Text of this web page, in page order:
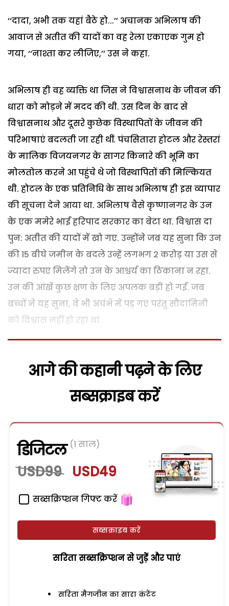
‘‘दादा, अभी तक यहां बैठे हो...’’ अचानक अभिलाष की
आवाज से अतीत की यादों का वह रेला एकाएक गुम हो
गया, ‘‘नाश्ता कर लीजिए,’’ उस ने कहा.
अभिलाष ही वह व्यक्ति था जिस ने विश्वासनाथ के जीवन की
धारा को मोड़ने में मदद की थी. उस दिन के बाद से
विश्वासनाथ और दूसरे कुछेक विस्थापितों के जीवन की
परिभाषाएं बदलती जा रही थीं. पंचसितारा होटल और रेस्तरां
के मालिक विजयनगर के सागर किनारे की भूमि का
मोलतोल करने आ पहुंचे थे जो विस्थापितों की मिल्कियत
थी. होटल के एक प्रतिनिधि के साथ अभिलाष ही इस व्यापार
की सूचना देने आया था. अभिलाष वैसे कृष्णानगर के उन
के एक ममेरे भाई हरिपाद सरकार का बेटा था. विश्वास दा
पुन: अतीत की यादों में खो गए. उन्होंने जब यह सुना कि उन
की 15 बीघे जमीन के बदले उन्हें लगभग 2 करोड़ या उस से
ज्यादा रुपए मिलेंगे तो उन के आश्चर्य का ठिकाना न रहा.
उन की आंखें कुछ क्षण के लिए अपलक बड़ी हो गईं. जब
बच्चों ने यह सुना, वे भी अचंभे में पड़ गए परंतु सौदामिनी
को विश्वास नहीं हो रहा था.
आगे की कहानी पढ़ने के लिए
सब्सक्राइब करें
डिजिटल (1 साल)
USD99 USD49
सब्सक्रिप्शन गिफ्ट करें
सब्सक्राइब करें
सरिता सब्सक्रिप्शन से जुड़ेें और पाएं
सरिता मैगजीन का सारा कंटेंट